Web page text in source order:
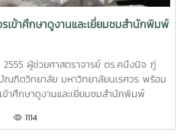
เข้าศึกษาดูงานและเยี่ยมชมสำนักพิมพ์
ผู้ช่วยศาสตราจารย์ ดร.คนึงนิจ ภู่
ตวิทยาลัย มหาวิทยาลัยนเรศวร พร้อม
าศึกษาดูงานและเยี่ยมชมสำนักพิมพ์
ฝ่ายวิชาการ/ประธานคณะกรรมการสำนัก
| 1114